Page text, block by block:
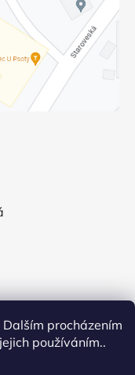
procházením
používáním..